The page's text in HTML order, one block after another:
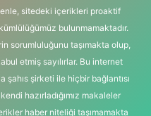
sitedeki içerikleri proaktif
bulunmamaktadır.
sorumluluğunu taşımakta olup,
etmiş sayılırlar. Bu internet
şirketi ile hiçbir bağlantısı
hazırladığımız makaleler
haber niteliği taşımamakta